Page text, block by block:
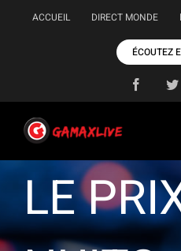
PasserACCUEIL DIRECT MONDE
ÉCOUTEZ
LE